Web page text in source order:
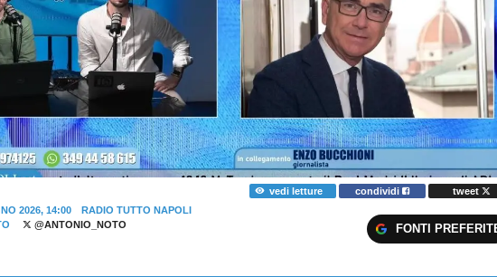
vedi letture condividi
tweet
2026, 14:00
RADIO TUTTO NAPOLI
@ANTONIO_NOTO FONTI